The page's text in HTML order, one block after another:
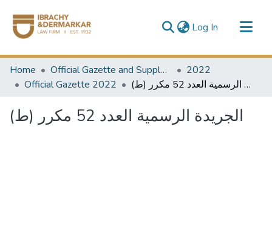
Log In (current)
Communities & Collections
All of DSpace
Home Official Gazette and Supplement
2022
Official Gazette 2022
الجريدة الرسمية العدد 52 مكرر (ط)
الجريدة الرسمية العدد 52 مكرر (ط)